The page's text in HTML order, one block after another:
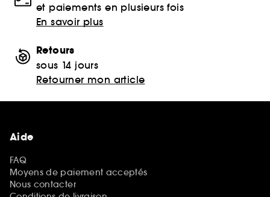
et paiements en plusieurs fois
En savoir plus
Retours
sous 14 jours
Retourner mon article
Aide
FAQ
Moyens de paiement acceptés
Nous contacter